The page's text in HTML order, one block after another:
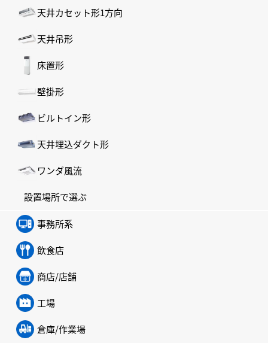
天井カセット形1方向
天井吊形
床置形
壁掛形
ビルトイン形
天井埋込ダクト形
ワンダ風流
設置場所で選ぶ
事務所系
飲食店
商店/店舗
工場
倉庫/作業場